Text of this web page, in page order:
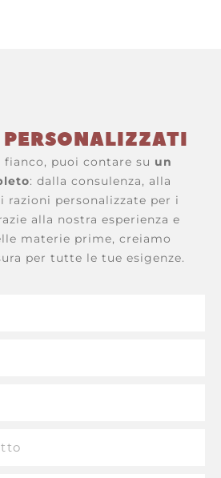
puoi contare su un
: dalla consulenza, alla
razioni personalizzate per i
alla nostra esperienza e
materie prime, creiamo
per tutte le tue esigenze.